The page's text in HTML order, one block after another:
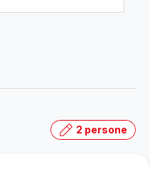
2 persone